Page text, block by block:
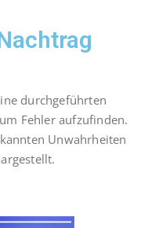
durchgeführten
Fehler aufzufinden.
Unwahrheiten